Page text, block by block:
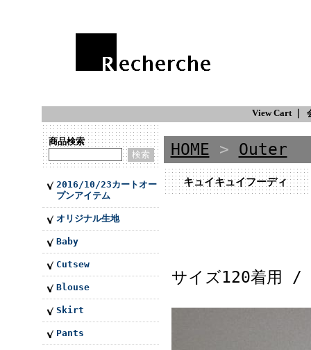
View Cart｜
商品検索
2016/10/23カートオー
プンアイテム
オリジナル生地
Baby
Cutsew
Blouse
Skirt
Pants
HOME > Outer
キュイキュイフーディ
サイズ120着用 /